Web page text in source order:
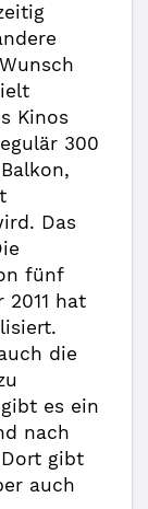
Kinos
300
Das
fünf
2011 hat
die
es ein
nach
gibt
auch